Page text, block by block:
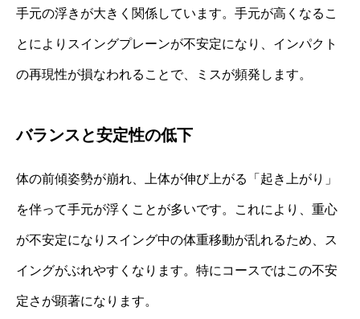
手元の浮きが大きく関係しています。手元が高くなるこ
とによりスイングプレーンが不安定になり、インパクト
の再現性が損なわれることで、ミスが頻発します。
バランスと安定性の低下
体の前傾姿勢が崩れ、上体が伸び上がる「起き上がり」
を伴って手元が浮くことが多いです。これにより、重心
が不安定になりスイング中の体重移動が乱れるため、ス
イングがぶれやすくなります。特にコースではこの不安
定さが顕著になります。